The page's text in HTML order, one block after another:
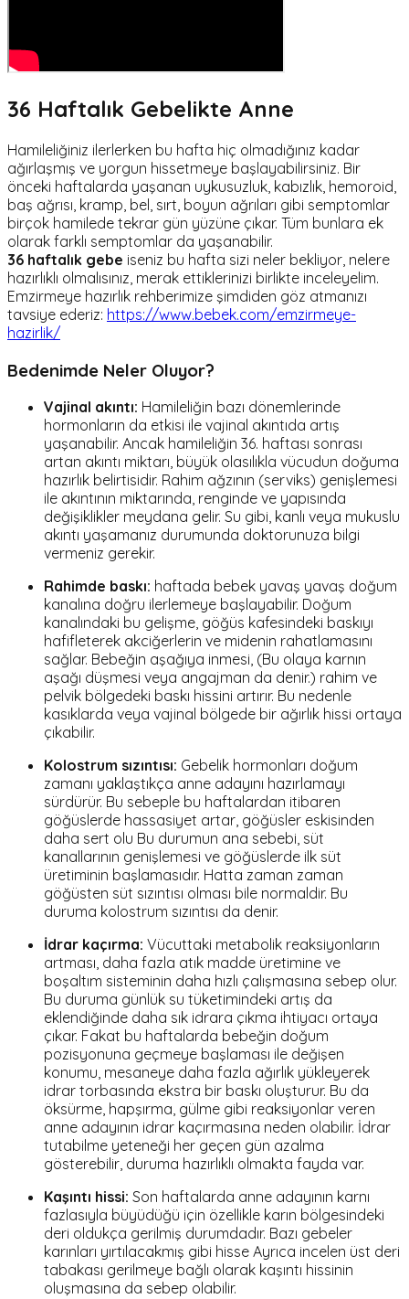
36 Haftalık Gebelikte Anne
Hamileliğiniz ilerlerken bu hafta hiç olmadığınız kadar
ağırlaşmış ve yorgun hissetmeye başlayabilirsiniz. Bir
önceki haftalarda yaşanan uykusuzluk, kabızlık, hemoroid,
baş ağrısı, kramp, bel, sırt, boyun ağrıları gibi semptomlar
birçok hamilede tekrar gün yüzüne çıkar. Tüm bunlara ek
olarak farklı semptomlar da yaşanabilir.
36 haftalık gebe iseniz bu hafta sizi neler bekliyor, nelere
hazırlıklı olmalısınız, merak ettiklerinizi birlikte inceleyelim.
Emzirmeye hazırlık rehberimize şimdiden göz atmanızı
tavsiye ederiz: https://www.bebek.com/emzirmeye-
hazirlik/
Bedenimde Neler Oluyor?
Vajinal akıntı: Hamileliğin bazı dönemlerinde
hormonların da etkisi ile vajinal akıntıda artış
yaşanabilir. Ancak hamileliğin 36. haftası sonrası
artan akıntı miktarı, büyük olasılıkla vücudun doğuma
hazırlık belirtisidir. Rahim ağzının (serviks) genişlemesi
ile akıntının miktarında, renginde ve yapısında
değişiklikler meydana gelir. Su gibi, kanlı veya mukuslu
akıntı yaşamanız durumunda doktorunuza bilgi
vermeniz gerekir.
Rahimde baskı: haftada bebek yavaş yavaş doğum
kanalına doğru ilerlemeye başlayabilir. Doğum
kanalındaki bu gelişme, göğüs kafesindeki baskıyı
hafifleterek akciğerlerin ve midenin rahatlamasını
sağlar. Bebeğin aşağıya inmesi, (Bu olaya karnın
aşağı düşmesi veya angajman da denir.) rahim ve
pelvik bölgedeki baskı hissini artırır. Bu nedenle
kasıklarda veya vajinal bölgede bir ağırlık hissi ortaya
çıkabilir.
Kolostrum sızıntısı: Gebelik hormonları doğum
zamanı yaklaştıkça anne adayını hazırlamayı
sürdürür. Bu sebeple bu haftalardan itibaren
göğüslerde hassasiyet artar, göğüsler eskisinden
daha sert olu Bu durumun ana sebebi, süt
kanallarının genişlemesi ve göğüslerde ilk süt
üretiminin başlamasıdır. Hatta zaman zaman
göğüsten süt sızıntısı olması bile normaldir. Bu
duruma kolostrum sızıntısı da denir.
İdrar kaçırma: Vücuttaki metabolik reaksiyonların
artması, daha fazla atık madde üretimine ve
boşaltım sisteminin daha hızlı çalışmasına sebep olur.
Bu duruma günlük su tüketimindeki artış da
eklendiğinde daha sık idrara çıkma ihtiyacı ortaya
çıkar. Fakat bu haftalarda bebeğin doğum
pozisyonuna geçmeye başlaması ile değişen
konumu, mesaneye daha fazla ağırlık yükleyerek
idrar torbasında ekstra bir baskı oluşturur. Bu da
öksürme, hapşırma, gülme gibi reaksiyonlar veren
anne adayının idrar kaçırmasına neden olabilir. İdrar
tutabilme yeteneği her geçen gün azalma
gösterebilir, duruma hazırlıklı olmakta fayda var.
Kaşıntı hissi: Son haftalarda anne adayının karnı
fazlasıyla büyüdüğü için özellikle karın bölgesindeki
deri oldukça gerilmiş durumdadır. Bazı gebeler
karınları yırtılacakmış gibi hisse Ayrıca incelen üst deri
tabakası gerilmeye bağlı olarak kaşıntı hissinin
oluşmasına da sebep olabilir.